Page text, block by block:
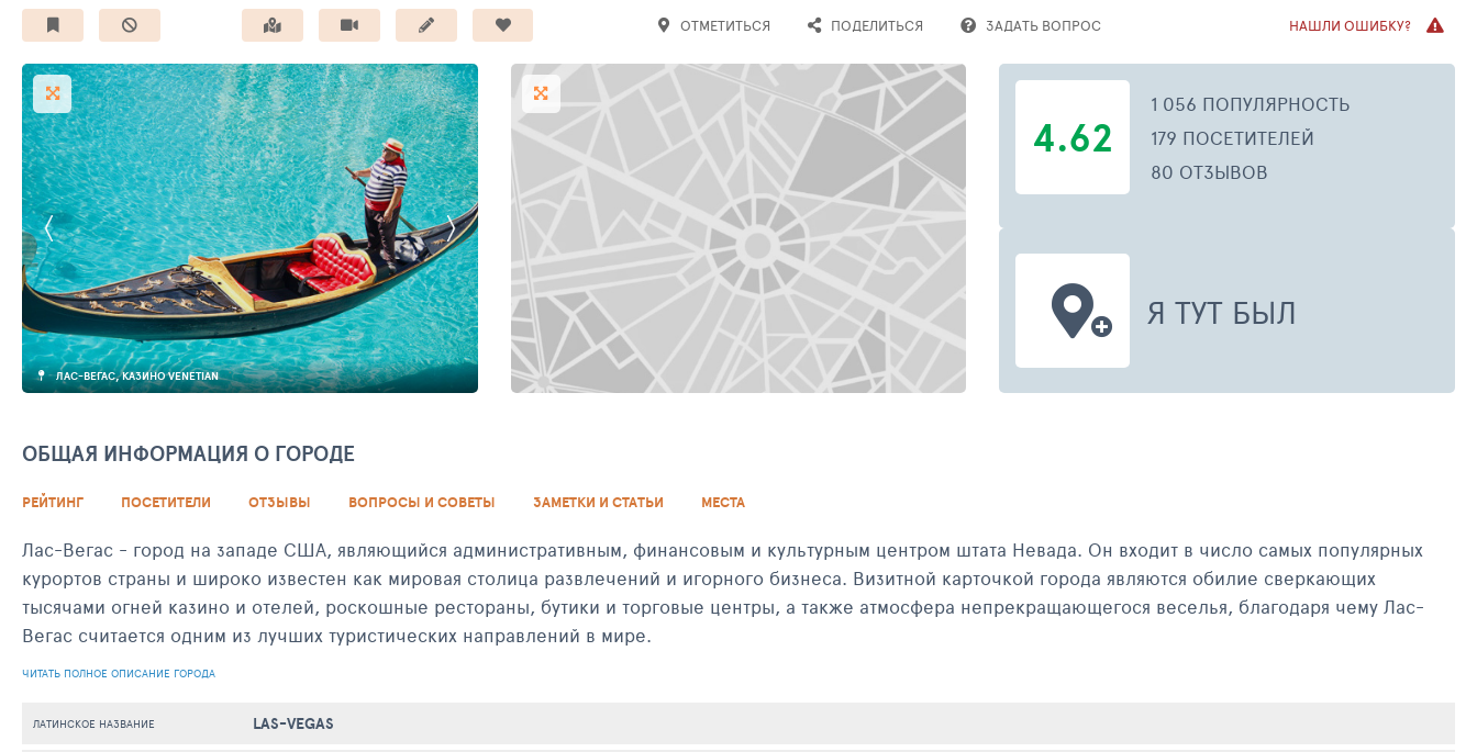
ОТМЕТИТЬСЯ ПОДЕЛИТЬСЯ ЗАДАТЬ ВОПРОС НАШЛИ ОШИБКУ?
ЛАС-ВЕГАС, КАЗИНО VENETIAN ЛАС-ВЕГАС, КАЗИНО VENETIAN
4.62
1 056 ПОПУЛЯРНОСТЬ
179 ПОСЕТИТЕЛЕЙ
80 ОТЗЫВОВ
Я ТУТ БЫЛ
ОБЩАЯ ИНФОРМАЦИЯ О ГОРОДЕ
РЕЙТИНГ ПОСЕТИТЕЛИ ОТЗЫВЫ ВОПРОСЫ И СОВЕТЫ ЗАМЕТКИ И СТАТЬИ МЕСТА
Лас-Вегас - город на западе США, являющийся административным, финансовым и культурным центром штата Невада. Он входит в число самых популярных
курортов страны и широко известен как мировая столица развлечений и игорного бизнеса. Визитной карточкой города являются обилие сверкающих
тысячами огней казино и отелей, роскошные рестораны, бутики и торговые центры, а также атмосфера непрекращающегося веселья, благодаря чему Лас-
Вегас считается одним из лучших туристических направлений в мире.
ЧИТАТЬ ПОЛНОЕ ОПИСАНИЕ ГОРОДА
ЛАТИНСКОЕ НАЗВАНИЕ LAS-VEGAS